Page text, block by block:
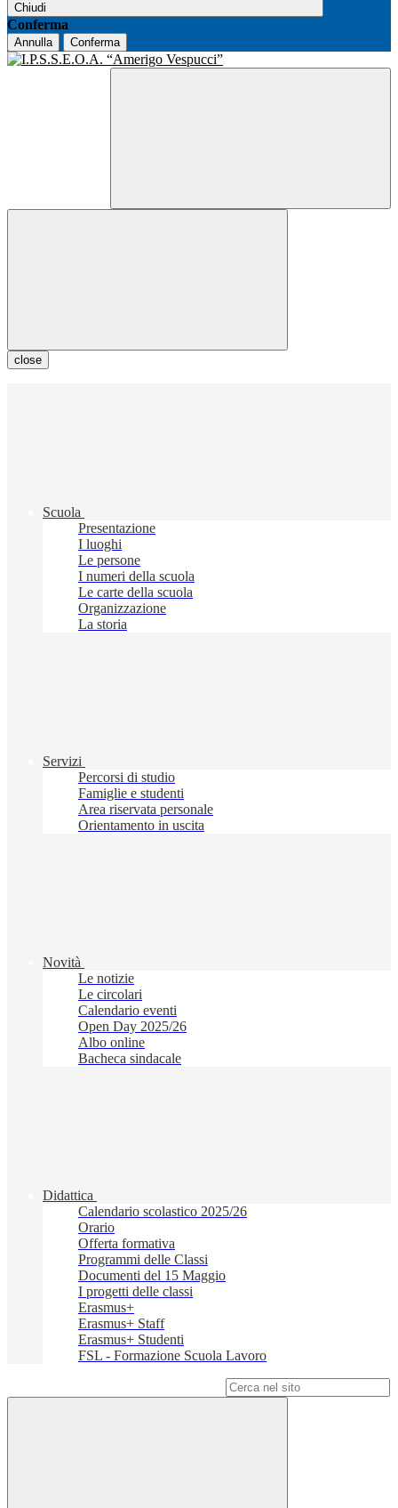
Chiudi
Conferma
Annulla Conferma
close
Scuola
Presentazione
I luoghi
Le persone
I numeri della scuola
Le carte della scuola
Organizzazione
La storia
Servizi
Percorsi di studio
Famiglie e studenti
Area riservata personale
Orientamento in uscita
Novità
Le notizie
Le circolari
Calendario eventi
Open Day 2025/26
Albo online
Bacheca sindacale
Didattica
Calendario scolastico 2025/26
Orario
Offerta formativa
Programmi delle Classi
Documenti del 15 Maggio
I progetti delle classi
Erasmus+
Erasmus+ Staff
Erasmus+ Studenti
FSL - Formazione Scuola Lavoro